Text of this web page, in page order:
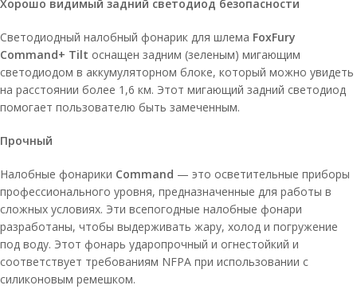
Хорошо видимый задний светодиод безопасности
Светодиодный налобный фонарик для шлема FoxFury
Command+ Tilt оснащен задним (зеленым) мигающим
светодиодом в аккумуляторном блоке, который можно увидеть
на расстоянии более 1,6 км. Этот мигающий задний светодиод
помогает пользователю быть замеченным.
Прочный
Налобные фонарики Command — это осветительные приборы
профессионального уровня, предназначенные для работы в
сложных условиях. Эти всепогодные налобные фонари
разработаны, чтобы выдерживать жару, холод и погружение
под воду. Этот фонарь ударопрочный и огнестойкий и
соответствует требованиям NFPA при использовании с
силиконовым ремешком.